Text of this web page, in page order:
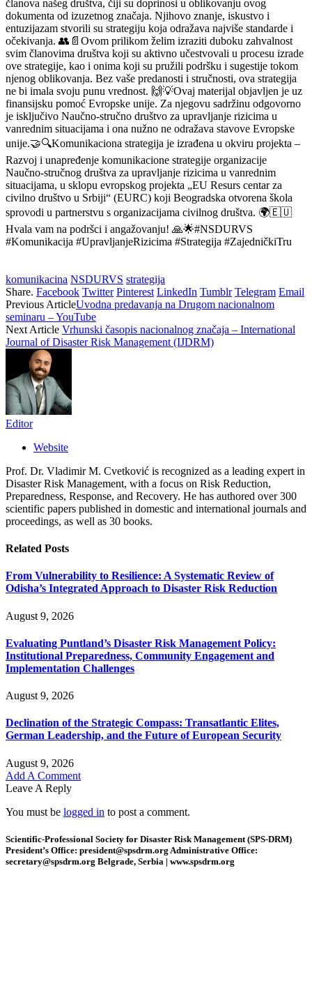
članova našeg društva, čiji su doprinosi u oblikovanju ovog
dokumenta od izuzetnog značaja. Njihovo znanje, iskustvo i
entuzijazam stvorili su strategiju koja odražava najviše standarde i
očekivanja. 👥📄Ovom prilikom želim izraziti duboku zahvalnost
svim članovima društva koji su aktivno učestvovali u procesu izrade
ove strategije, kao i onima koji su pružili podršku i sugestije tokom
njenog oblikovanja. Bez vaše predanosti i stručnosti, ova strategija
ne bi imala svoju punu vrednost. 🙌💡Ovaj materijal objavlјen je uz
finansijsku pomoć Evropske unije. Za njegovu sadržinu odgovorno
je isklјučivo Naučno-stručno društvo za upravlјanje rizicima u
vanrednim situacijama i ona nužno ne odražava stavove Evropske
unije.🤝🔍Komunikaciona strategija je izrađena u okviru projekta –
Razvoj i unapređenje komunikacione strategije organizacije
Naučno-stručnog društva za upravljanje rizicima u vanrednim
situacijama, u sklopu evropskog projekta „EU Resurs centar za
civilno društvo u Srbiji“ (EURC) koji Beogradska otvorena škola
sprovodi u partnerstvu s organizacijama civilnog društva. 🌍🇪🇺
Hvala vam na podršci i angažovanju! 🙏🌟#NSDURVS
#Komunikacija #UpravljanjeRizicima #Strategija #ZajedničkiTru
komunikacina NSDURVS strategija
Share. Facebook Twitter Pinterest LinkedIn Tumblr Telegram Email
Previous ArticleUvodna predavanja na Drugom nacionalnom
seminaru – YouTube
Next Article Vrhunski časopis nacionalnog značaja – International
Journal of Disaster Risk Management (IJDRM)
Editor
Website
Prof. Dr. Vladimir M. Cvetković is recognized as a leading expert in
Disaster Risk Management, with a focus on Risk Reduction,
Preparedness, Response, and Recovery. He has authored over 300
scientific papers published in domestic and international journals and
proceedings, as well as 30 books.
Related Posts
From Vulnerability to Resilience: A Systematic Review of
Odisha’s Integrated Approach to Disaster Risk Reduction
August 9, 2026
Evaluating Puntland’s Disaster Risk Management Policy:
Institutional Preparedness, Community Engagement and
Implementation Challenges
August 9, 2026
Declination of the Strategic Compass: Transatlantic Elites,
German Leadership, and the Future of European Security
August 9, 2026
Add A Comment
Leave A Reply
You must be logged in to post a comment.
Scientific-Professional Society for Disaster Risk Management (SPS-DRM)
President’s Office: president@spsdrm.org Administrative Office:
secretary@spsdrm.org Belgrade, Serbia | www.spsdrm.org